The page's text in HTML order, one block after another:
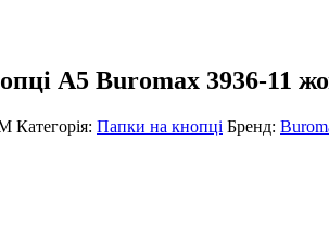
А5 Buromax 3936-11
Категорія: Папки на кнопці Бренд: